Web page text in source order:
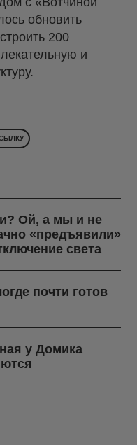
обновить
200
и
Ой, а мы и не
«предъявили»
света
почти готов
у Домика